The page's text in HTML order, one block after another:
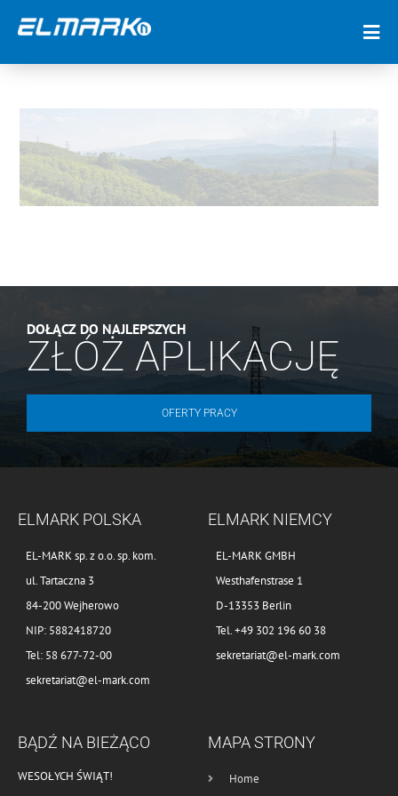
DOŁĄCZ DO NAJLEPSZYCH
ZŁÓŻ APLIKACJĘ
OFERTY PRACY
ELMARK POLSKA
EL-MARK sp. z o.o. sp. kom.
ul. Tartaczna 3
84-200 Wejherowo
NIP: 5882418720
Tel: 58 677-72-00
sekretariat@el-mark.com
ELMARK NIEMCY
EL-MARK GMBH
Westhafenstrase 1
D-13353 Berlin
Tel. +49 302 196 60 38
sekretariat@el-mark.com
BĄDŹ NA BIEŻĄCO
WESOŁYCH ŚWIĄT!
MAPA STRONY
Home